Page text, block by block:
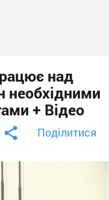
над
необхідними
+ Відео
Поділитися